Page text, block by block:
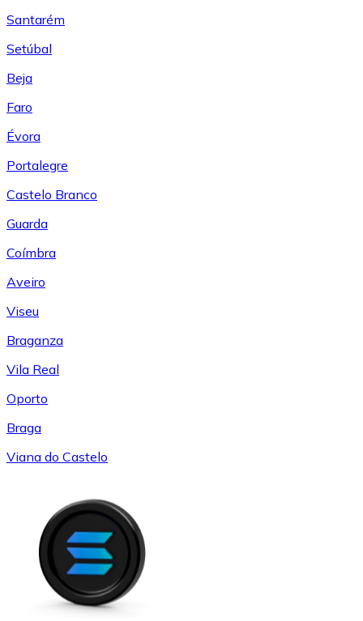
Santarém
Setúbal
Beja
Faro
Évora
Portalegre
Castelo Branco
Guarda
Coímbra
Aveiro
Viseu
Braganza
Vila Real
Oporto
Braga
Viana do Castelo